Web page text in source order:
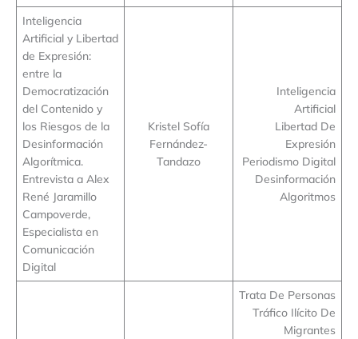
Inteligencia
Artificial y Libertad
de Expresión:
entre la
Democratización
del Contenido y
los Riesgos de la
Desinformación
Algorítmica.
Entrevista a Alex
René Jaramillo
Campoverde,
Especialista en
Comunicación
Digital
Kristel Sofía
Fernández-
Tandazo
Inteligencia
Artificial
Libertad De
Expresión
Periodismo Digital
Desinformación
Algoritmos
Trata De Personas
Tráfico Ilícito De
Migrantes